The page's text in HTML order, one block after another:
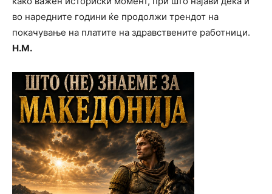
во наредните години ќе продолжи трендот на
покачување на платите на здравствените работници.
Н.М.